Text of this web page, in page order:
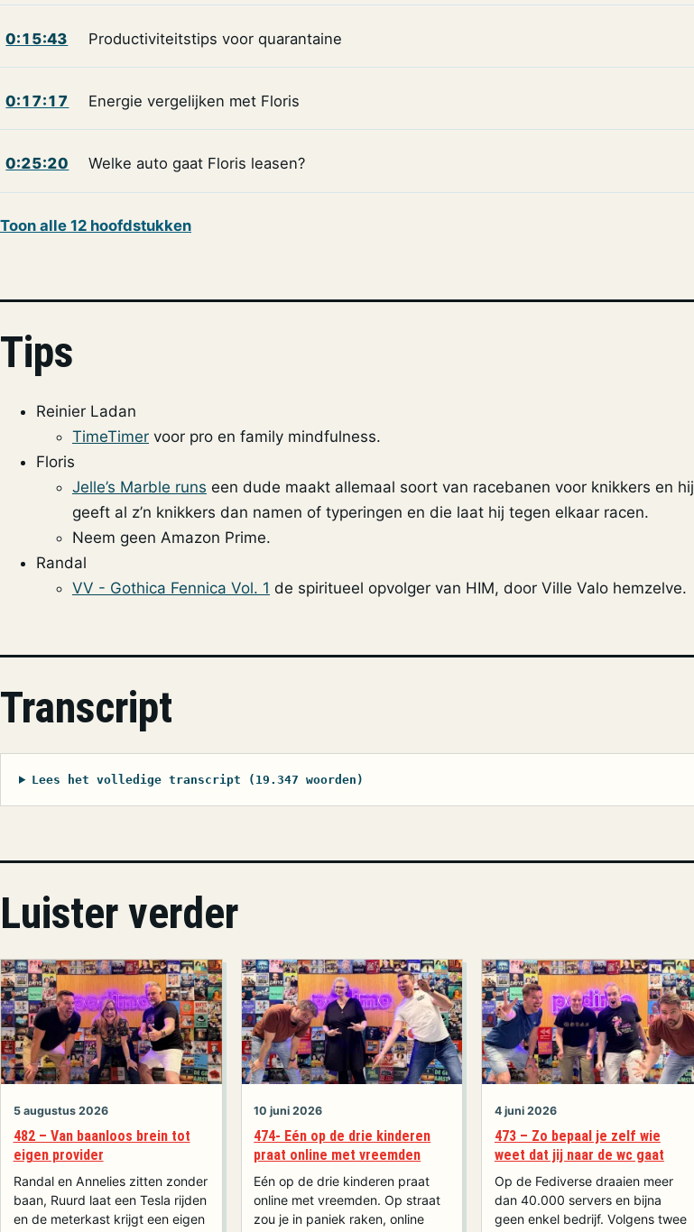
0:15:43 Productiviteitstips voor quarantaine
0:17:17 Energie vergelijken met Floris
0:25:20 Welke auto gaat Floris leasen?
Toon alle 12 hoofdstukken
Tips
Reinier Ladan
TimeTimer voor pro en family mindfulness.
Floris
Jelle’s Marble runs een dude maakt allemaal soort van racebanen voor knikkers en hij
geeft al z’n knikkers dan namen of typeringen en die laat hij tegen elkaar racen.
Neem geen Amazon Prime.
Randal
VV - Gothica Fennica Vol. 1 de spiritueel opvolger van HIM, door Ville Valo hemzelve.
Transcript
Lees het volledige transcript (19.347 woorden)
Luister verder
5 augustus 2026
482 – Van baanloos brein tot
eigen provider
Randal en Annelies zitten zonder
baan, Ruurd laat een Tesla rijden
en de meterkast krijgt een eigen
10 juni 2026
474- Eén op de drie kinderen
praat online met vreemden
Eén op de drie kinderen praat
online met vreemden. Op straat
zou je in paniek raken, online
4 juni 2026
473 – Zo bepaal je zelf wie
weet dat jij naar de wc gaat
Op de Fediverse draaien meer
dan 40.000 servers en bijna
geen enkel bedrijf. Volgens twee